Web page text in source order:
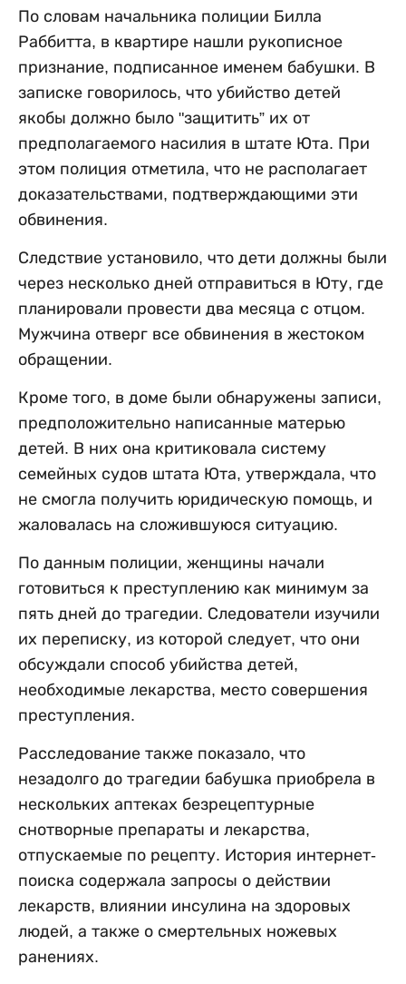
По словам начальника полиции Билла
Раббитта, в квартире нашли рукописное
признание, подписанное именем бабушки. В
записке говорилось, что убийство детей
якобы должно было "защитить” их от
предполагаемого насилия в штате Юта. При
этом полиция отметила, что не располагает
доказательствами, подтверждающими эти
обвинения.
Следствие установило, что дети должны были
через несколько дней отправиться в Юту, где
планировали провести два месяца с отцом.
Мужчина отверг все обвинения в жестоком
обращении.
Кроме того, в доме были обнаружены записи,
предположительно написанные матерью
детей. В них она критиковала систему
семейных судов штата Юта, утверждала, что
не смогла получить юридическую помощь, и
жаловалась на сложившуюся ситуацию.
По данным полиции, женщины начали
готовиться к преступлению как минимум за
пять дней до трагедии. Следователи изучили
их переписку, из которой следует, что они
обсуждали способ убийства детей,
необходимые лекарства, место совершения
преступления.
Расследование также показало, что
незадолго до трагедии бабушка приобрела в
нескольких аптеках безрецептурные
снотворные препараты и лекарства,
отпускаемые по рецепту. История интернет-
поиска содержала запросы о действии
лекарств, влиянии инсулина на здоровых
людей, а также о смертельных ножевых
ранениях.